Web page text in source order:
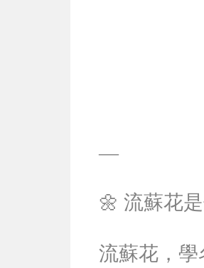
—
🌼 流蘇花
流蘇花，學